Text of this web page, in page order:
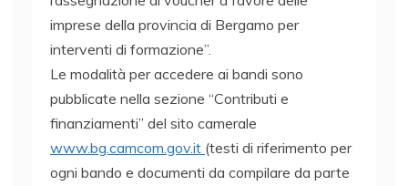
imprese della provincia di Bergamo per
interventi di formazione”.
Le modalità per accedere ai bandi sono
pubblicate nella sezione “Contributi e
finanziamenti” del sito camerale
www.bg.camcom.gov.it (testi di riferimento per
ogni bando e documenti da compilare da parte